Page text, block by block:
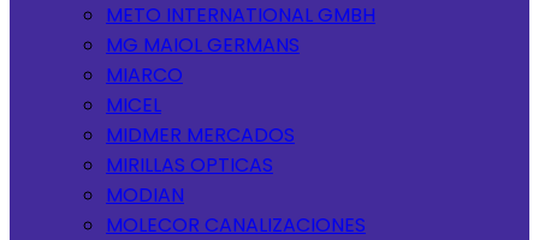
METO INTERNATIONAL GMBH
MG MAIOL GERMANS
MIARCO
MICEL
MIDMER MERCADOS
MIRILLAS OPTICAS
MODIAN
MOLECOR CANALIZACIONES